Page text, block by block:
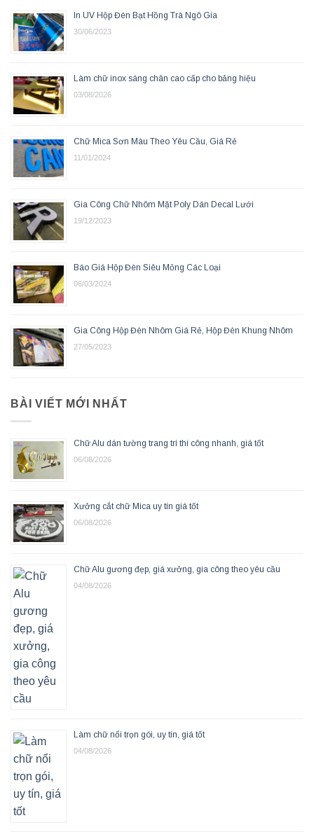
In UV Hộp Đèn Bạt Hồng Trà Ngô Gia
30/06/2023
Làm chữ inox sáng chân cao cấp cho bảng hiệu
03/08/2026
Chữ Mica Sơn Màu Theo Yêu Cầu, Giá Rẻ
11/01/2024
Gia Công Chữ Nhôm Mặt Poly Dán Decal Lưới
19/12/2023
Báo Giá Hộp Đèn Siêu Mỏng Các Loại
06/03/2024
Gia Công Hộp Đèn Nhôm Giá Rẻ, Hộp Đèn Khung Nhôm
27/05/2023
BÀI VIẾT MỚI NHẤT
Chữ Alu dán tường trang trí thi công nhanh, giá tốt
06/08/2026
Xưởng cắt chữ Mica uy tín giá tốt
06/08/2026
Chữ Alu gương đẹp, giá xưởng, gia công theo yêu cầu
04/08/2026
Làm chữ nổi trọn gói, uy tín, giá tốt
04/08/2026